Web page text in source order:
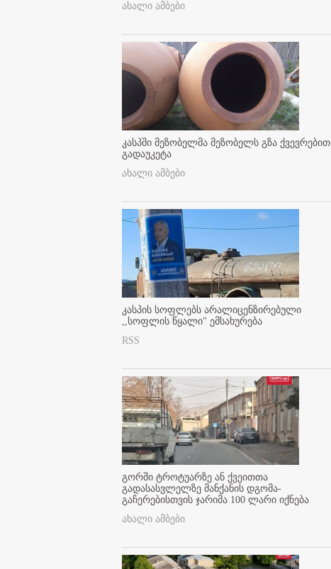
ახალი ამბები
კასპში მეზობელმა მეზობელს გზა ქვევრებით
გადაუკეტა
ახალი ამბები
კასპის სოფლებს არალიცენზირებული
,,სოფლის წყალი" ემსახურება
RSS
გორში ტროტუარზე ან ქვეითთა
გადასასვლელზე მანქანის დგომა-
გაჩერებისთვის ჯარიმა 100 ლარი იქნება
ახალი ამბები